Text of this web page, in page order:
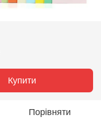
Купити
Порівняти